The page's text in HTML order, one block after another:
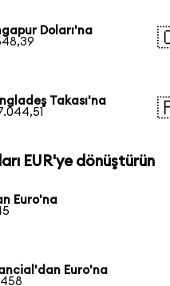
Doları'na
Takası'na
EUR'ye dönüştürün
Euro'na
Euro'na